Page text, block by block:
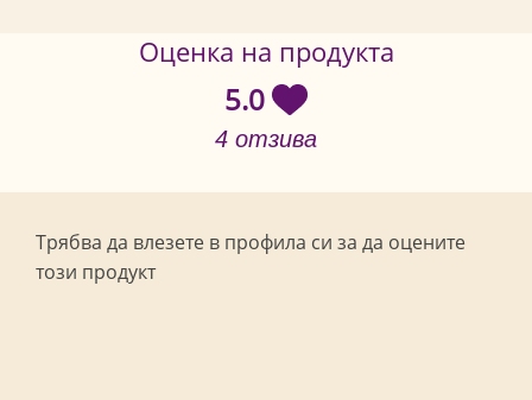
Оценка на продукта
5.0
4 отзива
Трябва да влезете в профила си за да оцените
този продукт